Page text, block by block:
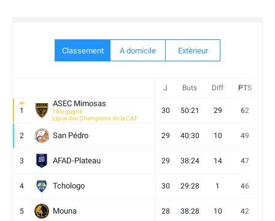
Classement A domicile Extèrieur
J Buts Diff PTS
1
ASEC Mimosas
Titre gagné
Ligue des Champions de la CAF
30 50:21 29 62
2 San Pédro 29 40:30 10 49
3 AFAD-Plateau 29 38:24 14 47
4 Tchologo 30 29:28 1 46
5 Mouna 28 38:28 10 42